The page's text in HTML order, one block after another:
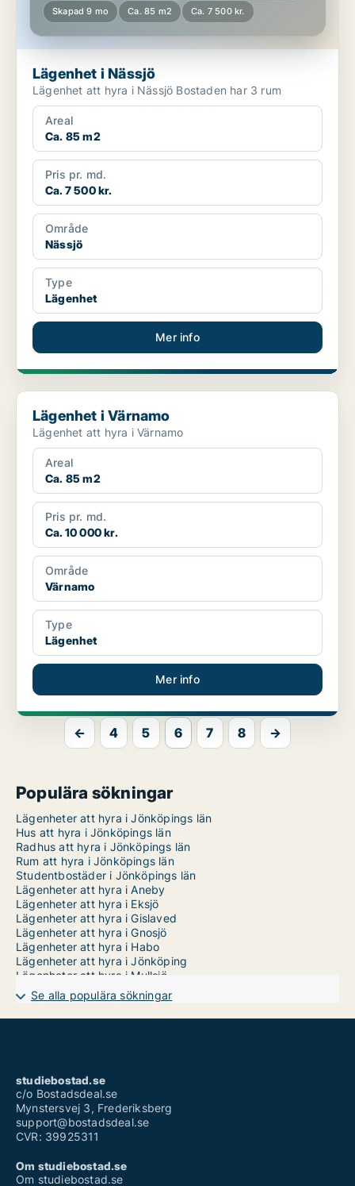
Skapad 9 mo Ca. 85 m2 Ca. 7 500 kr.
Lägenhet i Nässjö
Lägenhet att hyra i Nässjö Bostaden har 3 rum
Areal
Ca. 85 m2
Pris pr. md.
Ca. 7 500 kr.
Område
Nässjö
Type
Lägenhet
Mer info
Lägenhet i Värnamo
Lägenhet i Värnamo
Lägenhet att hyra i Värnamo
Areal
Ca. 85 m2
Pris pr. md.
Ca. 10 000 kr.
Område
Värnamo
Type
Lägenhet
Mer info
← 4 5 6 7 8 →
Populära sökningar
Lägenheter att hyra i Jönköpings län
Hus att hyra i Jönköpings län
Radhus att hyra i Jönköpings län
Rum att hyra i Jönköpings län
Studentbostäder i Jönköpings län
Lägenheter att hyra i Aneby
Lägenheter att hyra i Eksjö
Lägenheter att hyra i Gislaved
Lägenheter att hyra i Gnosjö
Lägenheter att hyra i Habo
Lägenheter att hyra i Jönköping
Lägenheter att hyra i Mullsjö
Lägenheter att hyra i Nässjö
Lägenheter att hyra i Sävsjö
Lägenheter att hyra i Tranås
Se alla populära sökningar
studiebostad.se
c/o Bostadsdeal.se
Mynstersvej 3, Frederiksberg
support@bostadsdeal.se
CVR: 39925311
Om studiebostad.se
Om studiebostad.se